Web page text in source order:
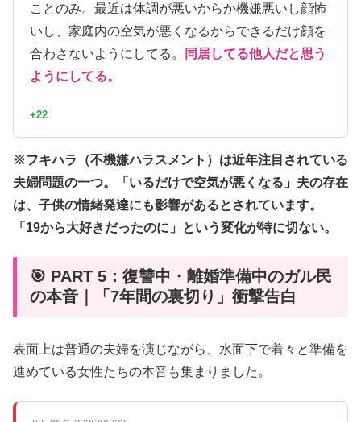
ことのみ。最近は体調が悪いからか機嫌悪いし顔怖
いし、家庭内の空気が悪くなるからできるだけ顔を
合わさないようにしてる。
同居してる他人だと思う
ようにしてる。
+22
※フキハラ（不機嫌ハラスメント）は近年注目されている
夫婦問題の一つ。「いるだけで空気が悪くなる」夫の存在
は、子供の情緒発達にも影響があるとされています。
「19から大好きだったのに」という変化が特に切ない。
🎯 PART 5：復讐中・離婚準備中のガル民
の本音｜「7年間の裏切り」衝撃告白
表面上は普通の夫婦を演じながら、水面下で着々と準備を
進めている女性たちの本音も集まりました。